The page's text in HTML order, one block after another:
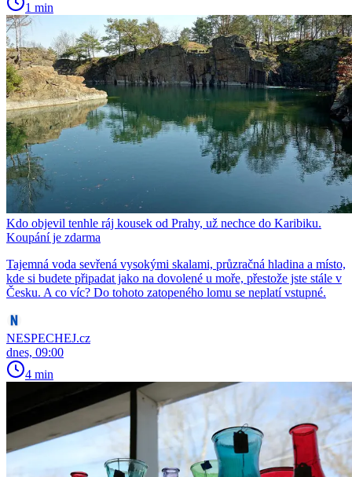
1 min
Kdo objevil tenhle ráj kousek od Prahy, už nechce do Karibiku.
Koupání je zdarma
Tajemná voda sevřená vysokými skalami, průzračná hladina a místo,
kde si budete připadat jako na dovolené u moře, přestože jste stále v
Česku. A co víc? Do tohoto zatopeného lomu se neplatí vstupné.
NESPECHEJ.cz
dnes, 09:00
4 min